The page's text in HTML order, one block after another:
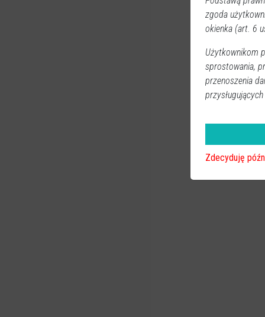
zgoda
okienka (art. 6
Użytkownikom
sprostowania,
przenoszenia
Zdecyduję